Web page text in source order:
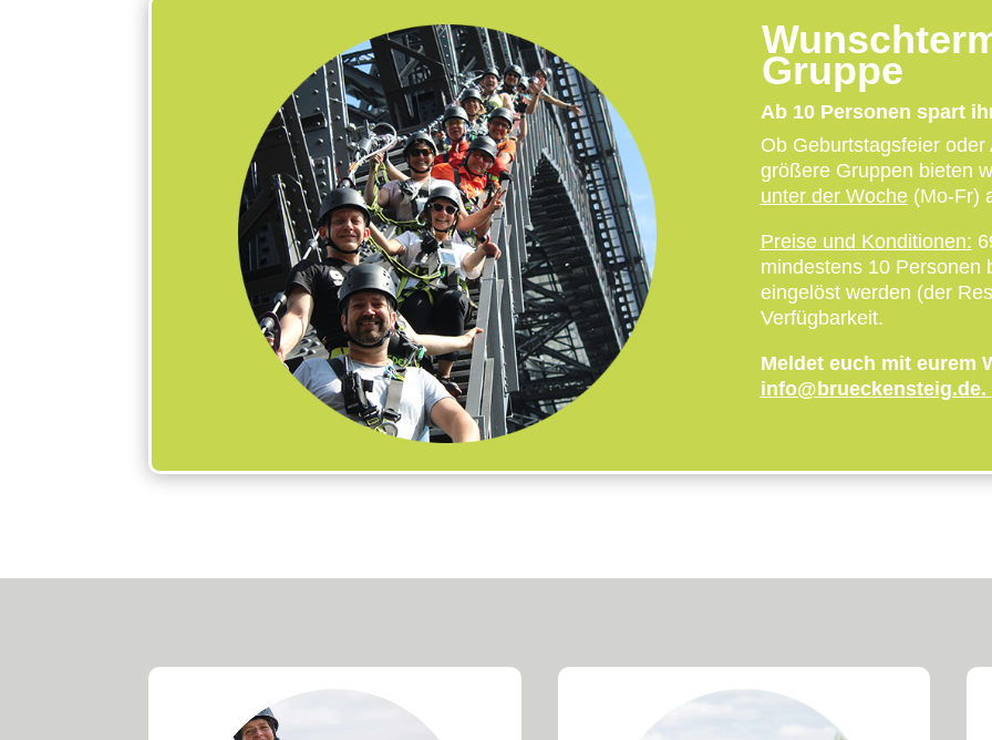
Gruppe
Ab 10 Personen spart
Ob Geburtstagsfeier
größere Gruppen bieten
unter der Woche(Mo-Fr)
Preise und Konditionen:
mindestens 10 Personen
eingelöst werden (der
Verfügbarkeit.
Meldet euch mit eurem
info@brueckensteig.de.